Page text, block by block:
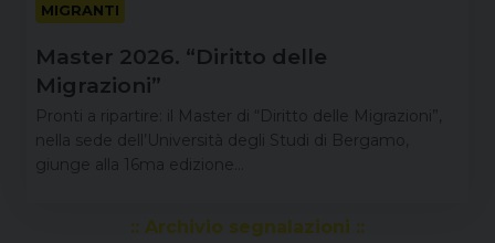
MIGRANTI
Master 2026. “Diritto delle
Migrazioni”
Pronti a ripartire: il Master di “Diritto delle Migrazioni”,
nella sede dell’Università degli Studi di Bergamo,
giunge alla 16ma edizione…
:: Archivio segnalazioni ::